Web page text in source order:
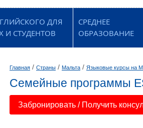
ДЛЯ
И СТУДЕНТОВ
СРЕДНЕЕ
ОБРАЗОВАНИЕ
Главная / Страны / Мальта / Языковые курсы на
Семейные программы
Забронировать / Получить